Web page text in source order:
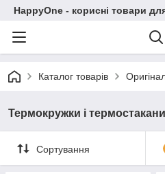
HappyOne - корисні товари
Каталог товарів
Термокружки і термостакани
Сортування